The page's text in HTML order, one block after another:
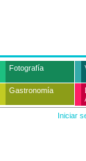
Fotografía
Gastronomía
Iniciar